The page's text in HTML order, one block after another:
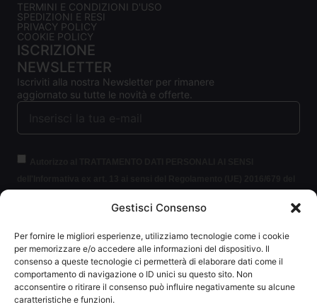
Gestisci Consenso
Per fornire le migliori esperienze, utilizziamo tecnologie come i cookie
per memorizzare e/o accedere alle informazioni del dispositivo. Il
consenso a queste tecnologie ci permetterà di elaborare dati come il
comportamento di navigazione o ID unici su questo sito. Non
acconsentire o ritirare il consenso può influire negativamente su alcune
caratteristiche e funzioni.
TERMINI E CONDIZIONI D'USO
SPEDIZIONI E RESI
PRIVACY POLICY
COOKIE POLICY
ISCRIZIONE
NEWSLETTER
Iscriviti alla nostra Newsletter per rimanere
aggiornato su tutte le novità e offerte.
protezione delle persone fisiche con riguardo al trattamento dei dati
informazioni.
ISCRIVITI ALLA NEWSLETTER